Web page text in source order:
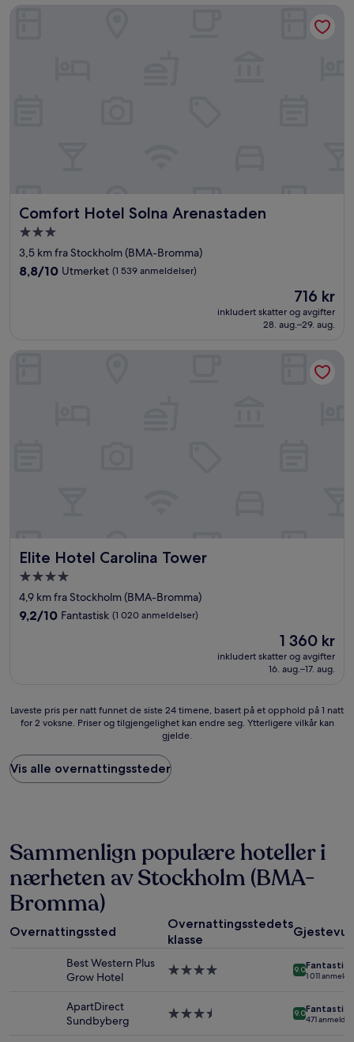
Comfort Hotel Solna Arenastaden
Comfort Hotel Solna Arenastaden
Overnattingssted
med
3.0
stjerner
3,5 km fra Stockholm (BMA-Bromma)
8.8
8,8/10 Utmerket (1 539 anmeldelser)
Prisen
716 kr
716 kr
inkludert skatter og avgifter
28. aug.–29. aug.
Elite Hotel Carolina Tower
Elite Hotel Carolina Tower
Overnattingssted
med
4.0
4,9 km fra Stockholm (BMA-Bromma)
9.2
9,2/10 Fantastisk (1 020 anmeldelser)
Prisen
er
1 360 kr
1 360 kr
inkludert skatter og avgifter
16. aug.–17. aug.
Elite Hotel Carolina Tower
Laveste
pris
natt
funnet
de
på
opphold
på
1
natt
for
tilgjengelighet
Laveste pris per natt funnet de siste 24 timene, basert på et opphold på 1 natt
for 2 voksne. Priser og tilgjengelighet kan endre seg. Ytterligere vilkår kan
gjelde.
Vis alle overnattingssteder
Sammenlign populære hoteller i
nærheten av Stockholm (BMA-
Bromma)
Overnattingssted
Overnattingsstedets
klasse
Best Western Plus
Grow Hotel
Overnattingssted
stjerner
9.0Fantastisk
1 011
ApartDirect
Sundbyberg
Overnattingssted
9.0Fantastisk
471